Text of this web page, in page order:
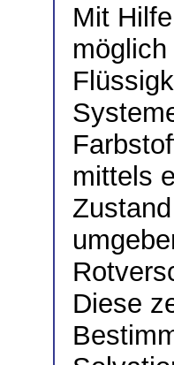
Mit
mittels
Diese